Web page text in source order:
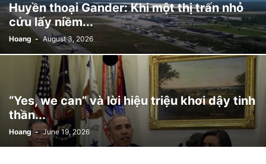
Huyền thoại Gander: Khi một thị trấn nhỏ
cứu lấy niềm...
Hoang - August 3, 2026
“Yes, we can” và lời hiệu triệu khơi dậy tinh
thần...
Hoang - June 19, 2026